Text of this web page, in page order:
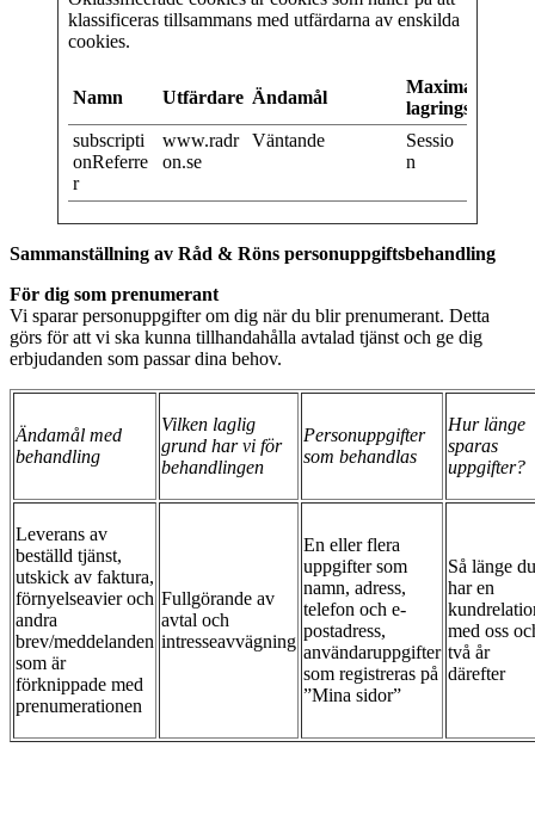
klassificeras tillsammans med utfärdarna av enskilda
cookies.
Namn Utfärdare Ändamål
Maximal
lagringstid
subscripti
onReferre
r
www.radr
on.se
Väntande
Sessio
n
Sammanställning av Råd & Röns personuppgiftsbehandling
För dig som prenumerant
Vi sparar personuppgifter om dig när du blir prenumerant. Detta
görs för att vi ska kunna tillhandahålla avtalad tjänst och ge dig
erbjudanden som passar dina behov.
Ändamål med
behandling
Vilken laglig
grund har vi för
behandlingen
Personuppgifter
som behandlas
Hur länge
sparas
uppgifter?
Leverans av
beställd tjänst,
utskick av faktura,
förnyelseavier och
andra
brev/meddelanden
som är
förknippade med
prenumerationen
Fullgörande av
avtal och
intresseavvägning
En eller flera
uppgifter som
namn, adress,
telefon och e-
postadress,
användaruppgifter
som registreras på
”Mina sidor”
Så länge du
har en
med oss
två år
därefter